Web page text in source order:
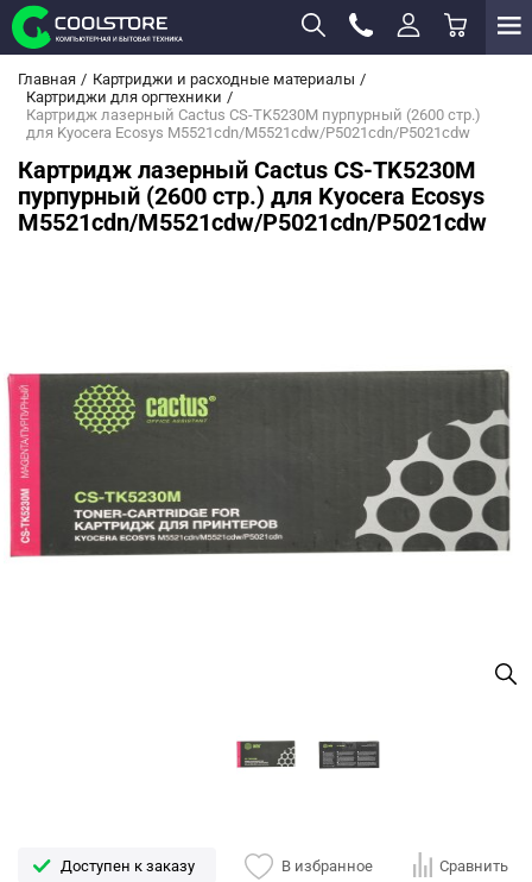
Главная
Картриджи и расходные материалы
Картриджи для оргтехники
Картридж лазерный Cactus CS-TK5230M пурпурный (2600 стр.)
для Kyocera Ecosys M5521cdn/M5521cdw/P5021cdn/P5021cdw
Картридж лазерный Cactus CS-TK5230M
пурпурный (2600 стр.) для Kyocera Ecosys
M5521cdn/M5521cdw/P5021cdn/P5021cdw
Доступен к заказу В избранное Сравнить